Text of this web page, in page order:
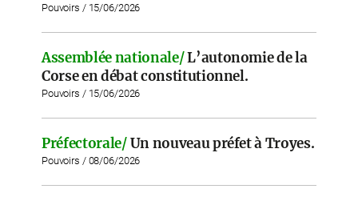
Pouvoirs / 15/06/2026
Assemblée nationale/L’autonomie de la
Corse en débat constitutionnel.
Pouvoirs / 15/06/2026
Préfectorale/ Un nouveau préfet à Troyes.
Pouvoirs / 08/06/2026